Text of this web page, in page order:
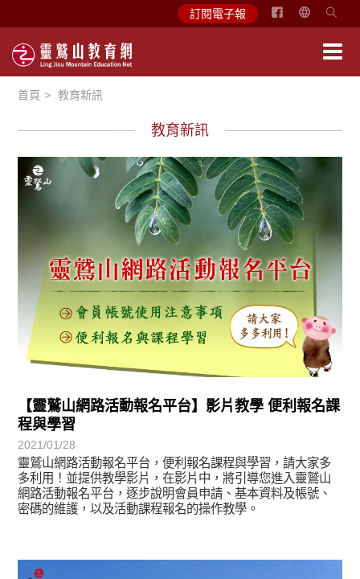
訂閱電子報
简
首頁 教育新訊
教育新訊
【靈鷲山網路活動報名平台】影片教學 便利報名課
程與學習
2021/01/28
靈鷲山網路活動報名平台，便利報名課程與學習，請大家多
多利用！並提供教學影片，在影片中，將引導您進入靈鷲山
網路活動報名平台，逐步說明會員申請、基本資料及帳號、
密碼的維護，以及活動課程報名的操作教學。
最新消息